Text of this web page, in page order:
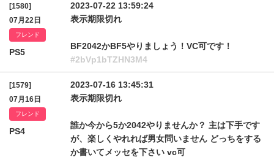
[1580]
07月22日
フレンド
PS5
2023-07-22 13:59:24
表示期限切れ
BF2042かBF5やりましょう！VC可です！
#2bVp1bTZHN3M4
[1579]
07月16日
フレンド
PS4
2023-07-16 13:45:31
表示期限切れ
誰か今から5か2042やりませんか？ 主は下手です
が、楽しくやれれば男女問いません どっちをする
か書いてメッセを下さい vc可